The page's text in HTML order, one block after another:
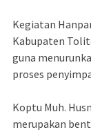
Kegiatan
Kabupaten
guna
proses
Koptu Muh.
merupakan